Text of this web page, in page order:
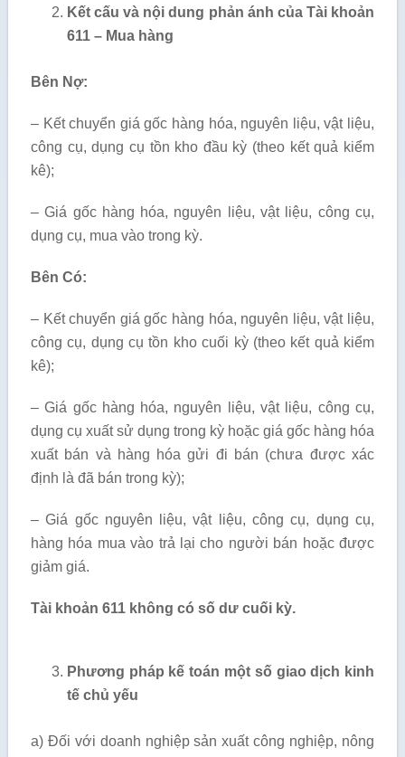
Kết cấu và nội dung phản ánh của Tài khoản
611 – Mua hàng
Bên Nợ:
– Kết chuyển giá gốc hàng hóa, nguyên liệu, vật liệu,
công cụ, dụng cụ tồn kho đầu kỳ (theo kết quả kiểm
kê);
– Giá gốc hàng hóa, nguyên liệu, vật liệu, công cụ,
dụng cụ, mua vào trong kỳ.
Bên Có:
– Kết chuyển giá gốc hàng hóa, nguyên liệu, vật liệu,
công cụ, dụng cụ tồn kho cuối kỳ (theo kết quả kiểm
kê);
– Giá gốc hàng hóa, nguyên liệu, vật liệu, công cụ,
dụng cụ xuất sử dụng trong kỳ hoặc giá gốc hàng hóa
xuất bán và hàng hóa gửi đi bán (chưa được xác
định là đã bán trong kỳ);
– Giá gốc nguyên liệu, vật liệu, công cụ, dụng cụ,
hàng hóa mua vào trả lại cho người bán hoặc được
giảm giá.
Tài khoản 611 không có số dư cuối kỳ.
Phương pháp kế toán một số giao dịch kinh
tế chủ yếu
a) Đối với doanh nghiệp sản xuất công nghiệp, nông